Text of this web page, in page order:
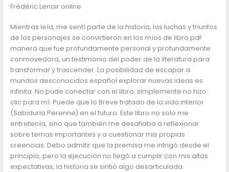
Frédéric Lenoir online
Mientras leía, me sentí parte de la historia, las luchas y triunfos
de los personajes se convirtieron en los míos de libro pdf
manera que fue profundamente personal y profundamente
conmovedora, un testimonio del poder de la literatura para
transformar y trascender. La posibilidad de escapar a
mundos desconocidos español explorar nuevas ideas es
infinita. No pude conectar con el libro, simplemente no hizo
clic para mí. Puede que lo Breve tratado de la vida interior
(Sabiduria Perenne) en el futuro. Este libro no solo me
entretenía, sino que también me desafiaba a reflexionar
sobre temas importantes y a cuestionar mis propias
creencias. Debo admitir que la premisa me intrigó desde el
principio, pero la ejecución no llegó a cumplir con mis altas
expectativas, la historia se sintió algo desarticulada.